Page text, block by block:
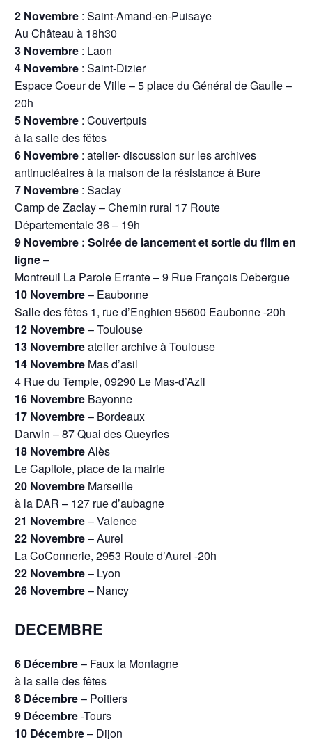
2 Novembre: Saint-Amand-en-Puisaye
Au Château à 18h30
3 Novembre: Laon
4 Novembre: Saint-Dizier
Espace Coeur de Ville – 5 place du Général de Gaulle –
20h
5 Novembre: Couvertpuis
à la salle des fêtes
6 Novembre: atelier- discussion sur les archives
antinucléaires à la maison de la résistance à Bure
7 Novembre: Saclay
Camp de Zaclay – Chemin rural 17 Route
Départementale 36 – 19h
9 Novembre : Soirée de lancement et sortie du film en
ligne–
Montreuil La Parole Errante – 9 Rue François Debergue
10 Novembre– Eaubonne
Salle des fêtes 1, rue d’Enghien 95600 Eaubonne -20h
12 Novembre– Toulouse
13 Novembreatelier archive à Toulouse
14 NovembreMas d’asil
4 Rue du Temple, 09290 Le Mas-d’Azil
16 NovembreBayonne
17 Novembre– Bordeaux
Darwin – 87 Quai des Queyries
18 NovembreAlès
Le Capitole, place de la mairie
20 NovembreMarseille
à la DAR – 127 rue d’aubagne
21 Novembre– Valence
22 Novembre– Aurel
La CoConnerie, 2953 Route d’Aurel -20h
22 Novembre– Lyon
26 Novembre– Nancy
DECEMBRE
6 Décembre– Faux la Montagne
à la salle des fêtes
8 Décembre– Poitiers
9 Décembre-Tours
10 Décembre– Dijon